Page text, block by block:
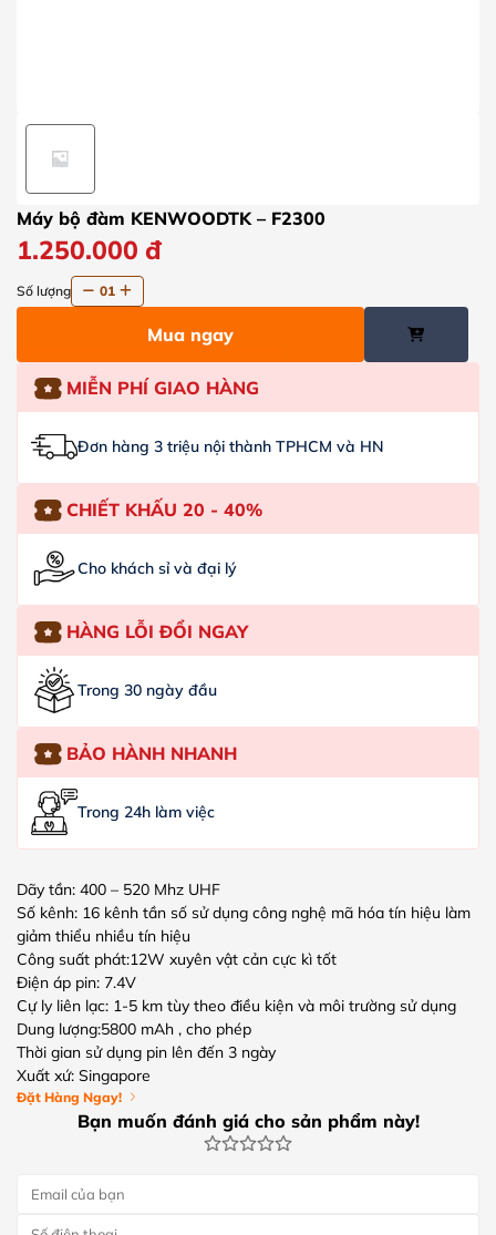
Máy bộ đàm KENWOODTK – F2300
1.250.000 đ
Số lượng 01
Mua ngay
MIỄN PHÍ GIAO HÀNG
Đơn hàng 3 triệu nội thành TPHCM và HN
CHIẾT KHẤU 20 - 40%
Cho khách sỉ và đại lý
HÀNG LỖI ĐỔI NGAY
Trong 30 ngày đầu
BẢO HÀNH NHANH
Trong 24h làm việc
Dãy tần: 400 – 520 Mhz UHF
Số kênh: 16 kênh tần số sử dụng công nghệ mã hóa tín hiệu làm
giảm thiểu nhiều tín hiệu
Công suất phát:12W xuyên vật cản cực kì tốt
Điện áp pin: 7.4V
Cự ly liên lạc: 1-5 km tùy theo điều kiện và môi trường sử dụng
Dung lượng:5800 mAh , cho phép
Thời gian sử dụng pin lên đến 3 ngày
Xuất xứ: Singapore
Đặt Hàng Ngay!
Bạn muốn đánh giá cho sản phẩm này!